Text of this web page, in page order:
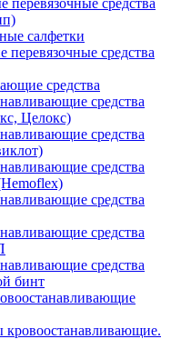
перевязочные средства
салфетки
перевязочные средства
средства
средства
Целокс)
средства
средства
средства
средства
средства
бинт